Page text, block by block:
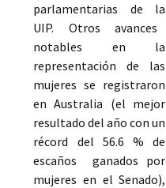
parlamentarias de la
UIP. Otros avances
notables en la
representación de las
mujeres se registraron
en Australia (el mejor
resultado del año con un
récord del 56.6 % de
escaños ganados por
mujeres en el Senado),